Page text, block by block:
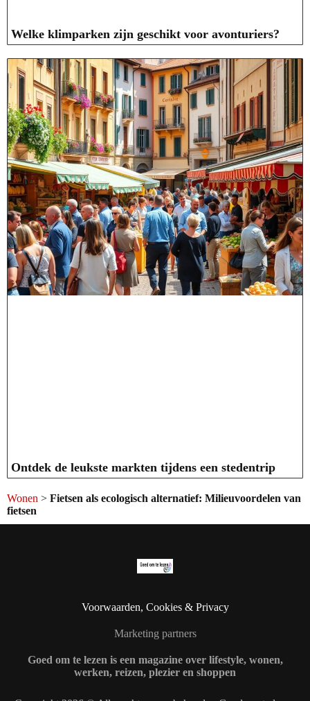
Welke klimparken zijn geschikt voor avonturiers?
Ontdek de leukste markten tijdens een stedentrip
Wonen > Fietsen als ecologisch alternatief: Milieuvoordelen van
fietsen
Voorwaarden, Cookies & Privacy
Marketing partners
Goed om te lezen is een magazine over lifestyle, wonen,
werken, reizen, plezier en shoppen